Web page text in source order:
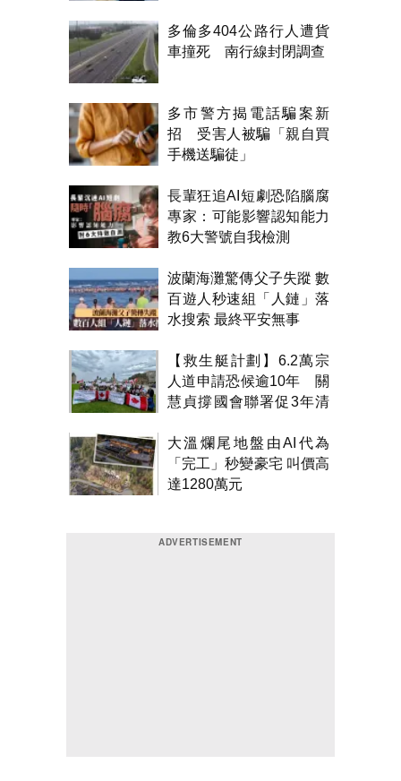
多倫多404公路行人遭貨
車撞死 南行線封閉調查
多市警方揭電話騙案新
招 受害人被騙「親自買
手機送騙徒」
長輩狂追AI短劇恐陷腦腐
專家：可能影響認知能力
教6大警號自我檢測
波蘭海灘驚傳父子失蹤 數
百遊人秒速組「人鏈」落
水搜索 最終平安無事
【救生艇計劃】6.2萬宗
人道申請恐候逾10年 關
慧貞撐國會聯署促3年清
大溫爛尾地盤由AI代為
「完工」秒變豪宅 叫價高
達1280萬元